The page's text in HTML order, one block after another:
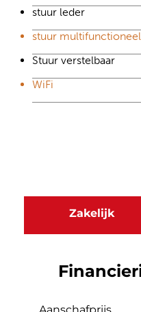
stuur leder
stuur multifunctioneel
Stuur verstelbaar
WiFi